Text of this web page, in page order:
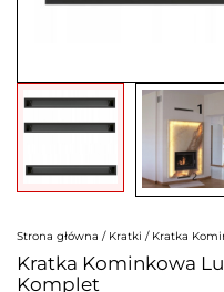
Strona główna / Kratki / Kratka
Kratka Kominkowa
Komplet